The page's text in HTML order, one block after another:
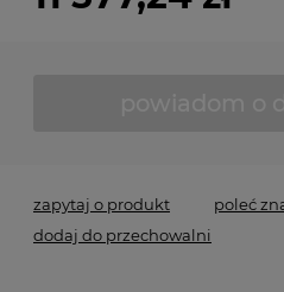
zapytaj o produkt poleć
dodaj do przechowalni